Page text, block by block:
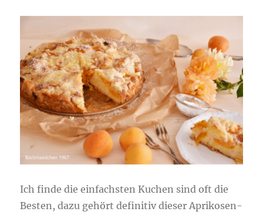
Ich finde die einfachsten Kuchen sind oft die
Besten, dazu gehört definitiv dieser Aprikosen-